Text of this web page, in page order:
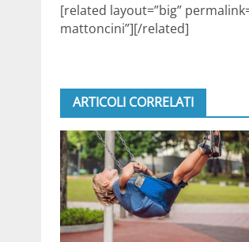
[related layout=”big”
mattoncini”][/related]
ARTICOLI CORRELATI